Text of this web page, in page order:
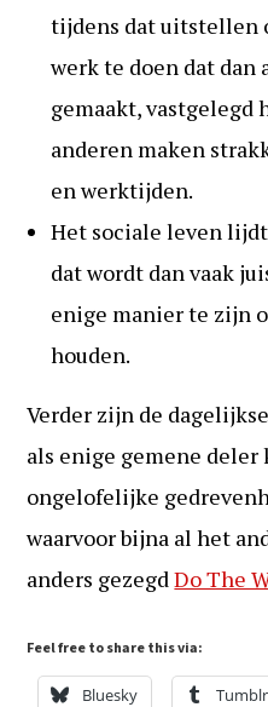
tijdens dat uitstellen
werk te doen dat dan
gemaakt, vastgelegd
anderen maken
en werktijden.
Het sociale leven
dat wordt dan vaak
enige manier te zijn
houden.
Verder zijn de
als enige gemene deler
ongelofelijke
waarvoor bijna al het
anders gezegdDo The
Feel free to share this via:
Bluesky Tumblr